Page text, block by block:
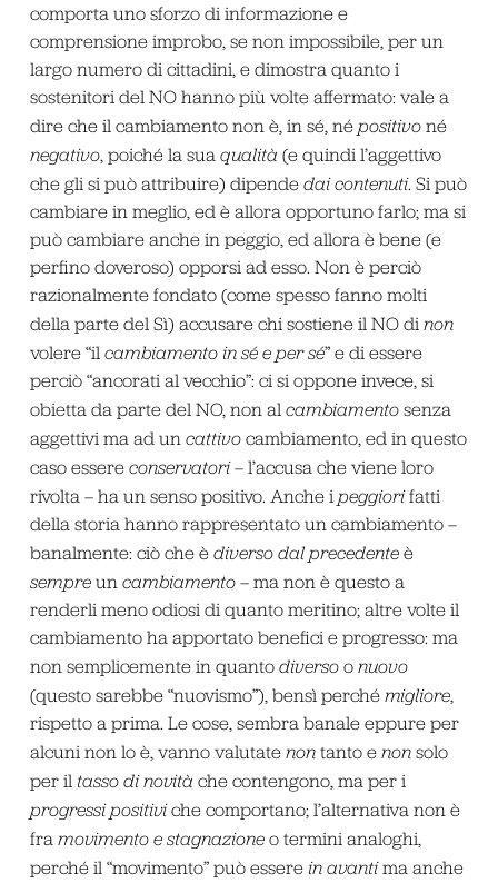
comporta uno sforzo di informazione e
comprensione improbo, se non impossibile, per un
largo numero di cittadini, e dimostra quanto i
sostenitori del NO hanno più volte affermato: vale a
dire che il cambiamento non è, in sé, né positivoné
negativo, poiché la sua qualità (e quindi l’aggettivo
che gli si può attribuire) dipende dai contenuti. Si può
cambiare in meglio, ed è allora opportuno farlo; ma si
può cambiare anche in peggio, ed allora è bene (e
perfino doveroso) opporsi ad esso. Non è perciò
razionalmente fondato (come spesso fanno molti
della parte del Sì) accusare chi sostiene il NO di non
volere “il cambiamento in sé e per sé” e di essere
perciò “ancorati al vecchio”: ci si oppone invece, si
obietta da parte del NO, non al cambiamentosenza
aggettivi ma ad un cattivocambiamento, ed in questo
caso essere conservatori– l’accusa che viene loro
rivolta – ha un senso positivo. Anche i peggiorifatti
della storia hanno rappresentato un cambiamento –
banalmente: ciò che è diverso dal precedenteè
sempreun cambiamento – ma non è questo a
renderli meno odiosi di quanto meritino; altre volte il
cambiamento ha apportato benefici e progresso: ma
non semplicemente in quanto diverso o nuovo
(questo sarebbe “nuovismo”), bensì perché migliore,
rispetto a prima. Le cose, sembra banale eppure per
alcuni non lo è, vanno valutate nontanto e nonsolo
per il tasso di novità che contengono, ma per i
progressi positiviche comportano; l’alternativa non è
fra movimento e stagnazioneo termini analoghi,
perché il “movimento” può essere in avantima anche